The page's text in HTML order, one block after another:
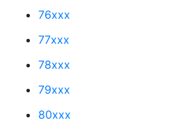
76xxx
77xxx
78xxx
79xxx
80xxx